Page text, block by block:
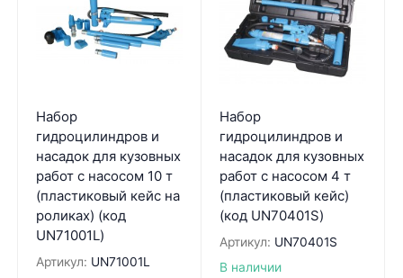
Набор
гидроцилиндров и
насадок для кузовных
работ с насосом 10 т
(пластиковый кейс на
роликах) (код
UN71001L)
Артикул: UN71001L
Набор
гидроцилиндров и
насадок для кузовных
работ с насосом 4 т
(пластиковый кейс)
(код UN70401S)
Артикул: UN70401S
В наличии